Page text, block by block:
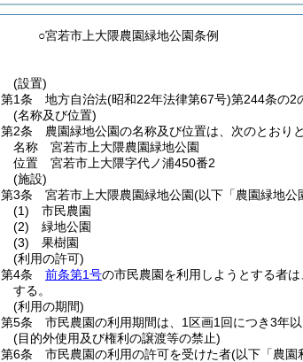
○宮若市上大隈農園緑地公園条例
(設置)
第1条
地方自治法(昭和22年法律第67号)第244条の2
(名称及び位置)
第2条
農園緑地公園の名称及び位置は、次のとおりと
名称 宮若市上大隈農園緑地公園
位置 宮若市上大隈字代ノ浦450番2
(施設)
第3条
宮若市上大隈農園緑地公園(以下「農園緑地公
(1)
市民農園
(2)
緑地公園
(3)
果樹園
(利用の許可)
第4条
前条第1号の市民農園を利用しようとする者
する。
(利用の期間)
第5条
市民農園の利用期間は、1区画1回につき3年以
(目的外使用及び権利の譲渡等の禁止)
第6条
市民農園の利用の許可を受けた者(以下「農園